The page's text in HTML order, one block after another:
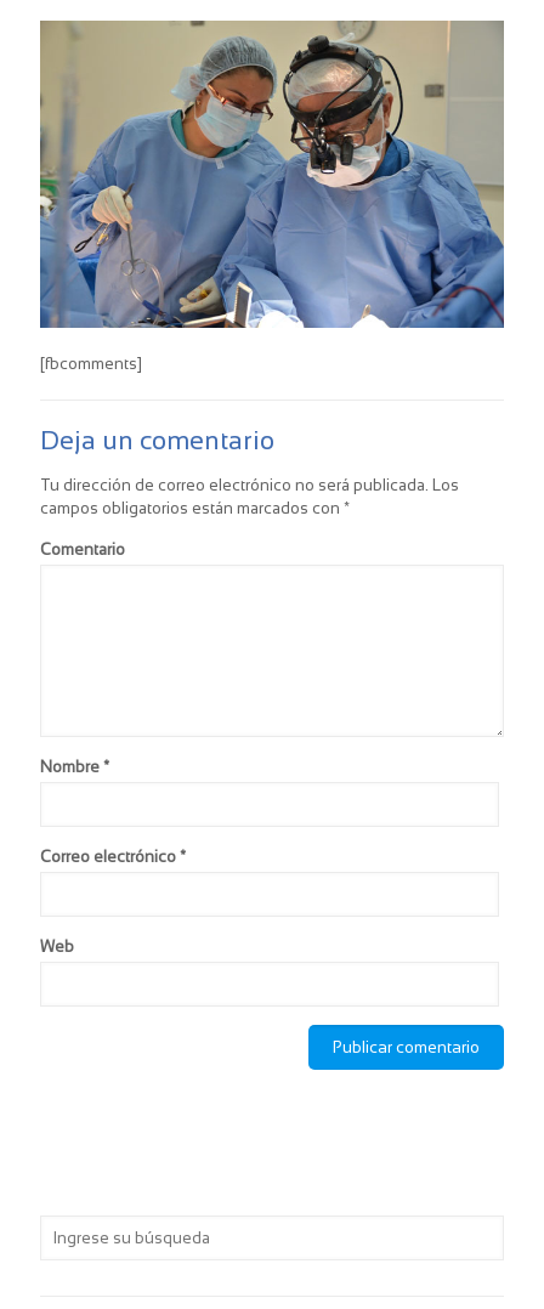
[fbcomments]
Deja un comentario
Tu dirección de correo electrónico no será publicada. Los
campos obligatorios están marcados con *
Comentario
Nombre *
Correo electrónico *
Web